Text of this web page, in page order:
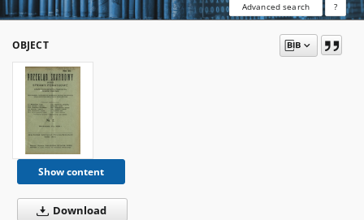
Advanced search ?
OBJECT
Show content
Download